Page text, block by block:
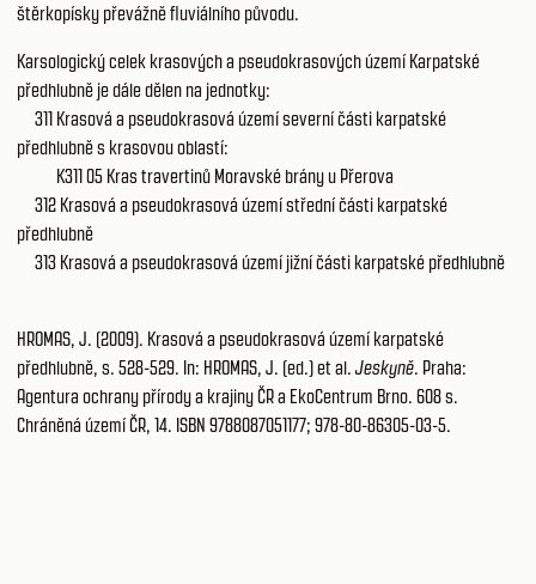
štěrkopísky převážně fluviálního původu.
Karsologický celek krasových a pseudokrasových území Karpatské
předhlubně je dále dělen na jednotky:
311 Krasová a pseudokrasová území severní části karpatské
předhlubněs krasovou oblastí:
K311 05 Kras travertinů Moravské brány u Přerova
312 Krasová a pseudokrasová území střední části karpatské
předhlubně
313 Krasová a pseudokrasová území jižní části karpatské předhlubně
HROMAS, J. (2009). Krasová a pseudokrasová území karpatské
předhlubně, s. 528-529. In: HROMAS, J. (ed.) et al.Jeskyně. Praha:
Agentura ochrany přírody a krajiny ČR a EkoCentrum Brno. 608 s.
Chráněná území ČR, 14. ISBN 9788087051177; 978-80-86305-03-5.